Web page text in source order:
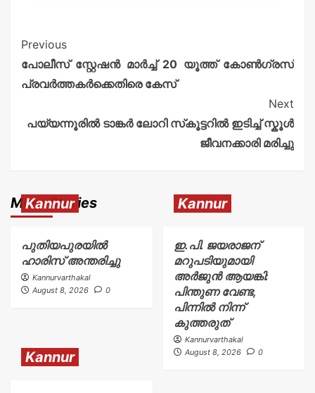
Previous
പോലീസ് സ്റ്റേഷൻ മാർച്ച് 20 യൂത്ത് കോൺഗ്രസ്
പ്രവർത്തകർക്കെതിരെ കേസ്
Next
പയ്യന്നൂരിൽ ടാങ്കർ ലോറി സ്‌കൂട്ടറിൽ ഇടിച്ച് സ്കൂൾ
ജീവനക്കാരി മരിച്ചു
More Stories
Kannur
പുതിയപുരയിൽ
ഹാരിസ് അന്തരിച്ചു
Kannurvarthakal
August 8, 2026
0
Kannur
ഇ.പി. ജയരാജന്
മറുപടിയുമായി
അർജുൻ ആയങ്കി:
പിന്തുണ വേണ്ട,
പിന്നിൽ നിന്ന്
കുത്തരുത്
Kannurvarthakal
August 8, 2026
0
Kannur